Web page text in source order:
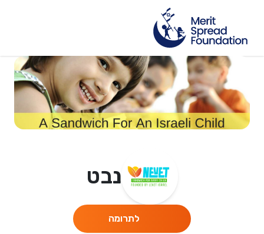
נבט
לתרומה